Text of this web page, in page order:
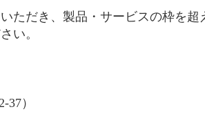
ただき、製品・サービスの枠を超
い。
）